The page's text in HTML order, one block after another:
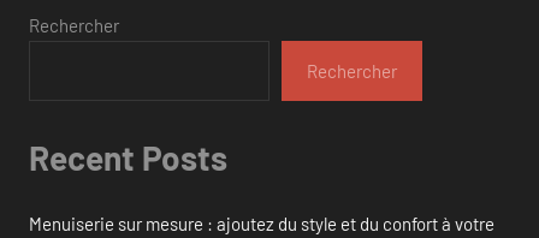
Rechercher
Rechercher
Recent Posts
Menuiserie sur mesure : ajoutez du style et du confort à votre